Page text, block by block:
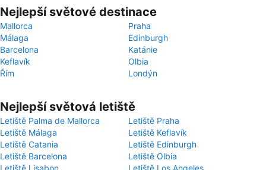
Nejlepší světové destinace
Mallorca
Praha
Málaga
Edinburgh
Barcelona
Katánie
Keflavík
Olbia
Řím
Londýn
Nejlepší světová letiště
Letiště Palma de Mallorca
Letiště Praha
Letiště Málaga
Letiště Keflavík
Letiště Catania
Letiště Edinburgh
Letiště Barcelona
Letiště Olbia
Letiště Lisabon
Letiště Los Angeles